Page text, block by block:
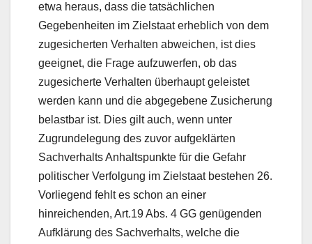
etwa heraus, dass die tatsächlichen
Gegebenheiten im Zielstaat erheblich von dem
zugesicherten Verhalten abweichen, ist dies
geeignet, die Frage aufzuwerfen, ob das
zugesicherte Verhalten überhaupt geleistet
werden kann und die abgegebene Zusicherung
belastbar ist. Dies gilt auch, wenn unter
Zugrundelegung des zuvor aufgeklärten
Sachverhalts Anhaltspunkte für die Gefahr
politischer Verfolgung im Zielstaat bestehen 26.
Vorliegend fehlt es schon an einer
hinreichenden, Art.19 Abs. 4 GG genügenden
Aufklärung des Sachverhalts, welche die